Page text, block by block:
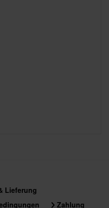
Lieferung
Zahlung